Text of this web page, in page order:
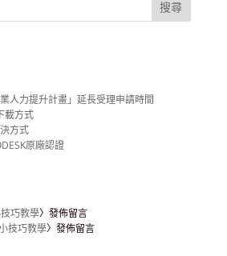
人力提升計畫」延長受理申請時間
載方式
方式
原廠認證
巧教學〉發佈留言
技巧教學〉發佈留言